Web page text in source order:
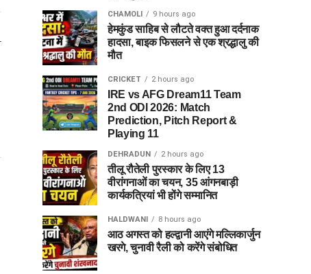
CHAMOLI 9 hours ago
हेमकुंड साहिब से लौटते वक्त हुआ दर्दनाक
हादसा, बाइक फिसलने से एक श्रद्धालु की
मौत
CRICKET 2 hours ago
IRE vs AFG Dream11 Team
2nd ODI 2026: Match
Prediction, Pitch Report &
Playing 11
DEHRADUN 2 hours ago
तीलू रौतेली पुरस्कार के लिए 13
वीरांगनाओं का चयन, 35 आंगनबाड़ी
कार्यकत्रियां भी होंगे सम्मानित
HALDWANI 8 hours ago
आठ अगस्त को हल्द्वानी आएंगे मल्लिकार्जुन
खरगे, चुनावी रैली को करेंगे संबोधित